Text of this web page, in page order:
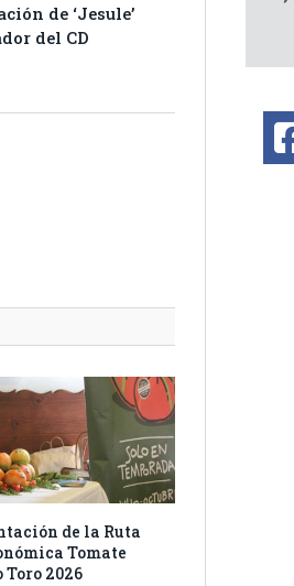
de ‘Jesule’
del CD
de la Ruta
Tomate
Toro 2026